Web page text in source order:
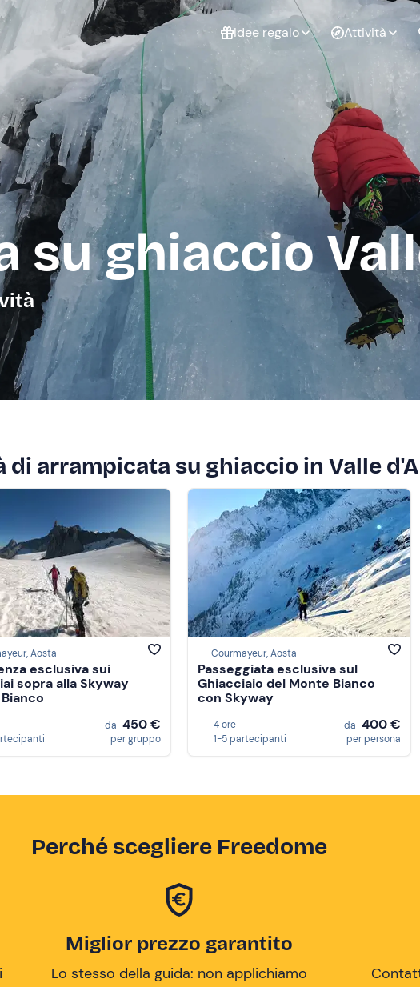
Idee regalo
Non sai cosa
regalare?
Gift Card Freedome
Un regalo digitale che
lascia la libertà di
scegliere esperienze
outdoor in tutta Italia.
Regala una Gift Card
regalare
Esperienze di
coppia
Laurea
Addio al
celibato
Attività
ghiaccio
arrampicata su ghiaccio in Valle
Aosta
esclusiva sui
sopra alla Skyway
da 450 €
per gruppo
Courmayeur, Aosta
Passeggiata esclusiva sul
Ghiacciaio del Monte Bianco
con Skyway
4 ore
1-5 partecipanti
da 400 €
per persona
Perché scegliere Freedome
Miglior prezzo garantito
Lo stesso della guida: non applichiamo